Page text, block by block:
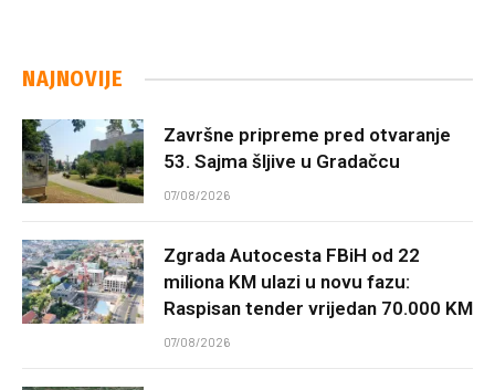
NAJNOVIJE
Završne pripreme pred otvaranje
53. Sajma šljive u Gradačcu
07/08/2026
Zgrada Autocesta FBiH od 22
miliona KM ulazi u novu fazu:
Raspisan tender vrijedan 70.000 KM
07/08/2026